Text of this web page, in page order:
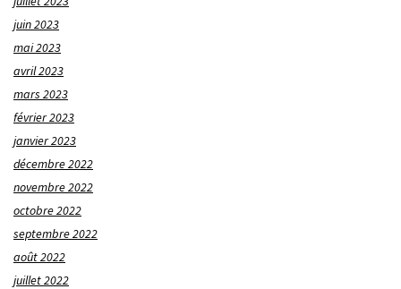
juin 2023
mai 2023
avril 2023
mars 2023
février 2023
janvier 2023
décembre 2022
novembre 2022
octobre 2022
septembre 2022
août 2022
juillet 2022